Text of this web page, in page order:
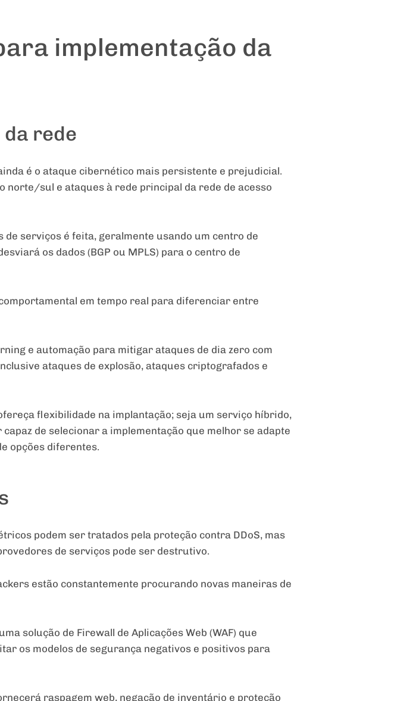
implementação da
rede
é o ataque cibernético mais persistente e prejudicial.
norte/sul e ataques à rede principal da rede de acesso
de serviços é feita, geralmente usando um centro de
os dados (BGP ou MPLS) para o centro de
em tempo real para diferenciar entre
e automação para mitigar ataques de dia zero com
ataques de explosão, ataques criptografados e
flexibilidade na implantação; seja um serviço híbrido,
de selecionar a implementação que melhor se adapte
opções diferentes.
podem ser tratados pela proteção contra DDoS, mas
de serviços pode ser destrutivo.
estão constantemente procurando novas maneiras de
solução de Firewall de Aplicações Web (WAF) que
os modelos de segurança negativos e positivos para
raspagem web, negação de inventário e proteção